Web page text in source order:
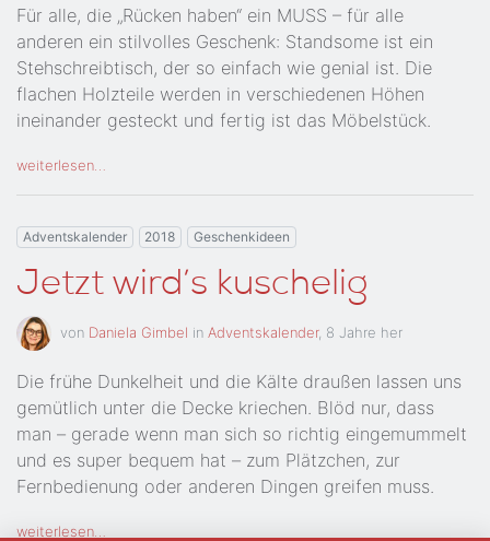
Für alle, die „Rücken haben“ ein MUSS – für alle
anderen ein stilvolles Geschenk: Standsome ist ein
Stehschreibtisch, der so einfach wie genial ist. Die
flachen Holzteile werden in verschiedenen Höhen
ineinander gesteckt und fertig ist das Möbelstück.
weiterlesen…
Adventskalender 2018 Geschenkideen
Jetzt wird’s kuschelig
von Daniela Gimbel in Adventskalender, 8 Jahre her
Die frühe Dunkelheit und die Kälte draußen lassen uns
gemütlich unter die Decke kriechen. Blöd nur, dass
man – gerade wenn man sich so richtig eingemummelt
und es super bequem hat – zum Plätzchen, zur
Fernbedienung oder anderen Dingen greifen muss.
weiterlesen…